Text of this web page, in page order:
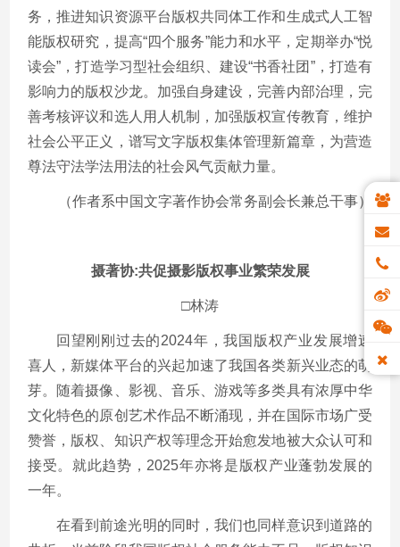
务，推进知识资源平台版权共同体工作和生成式人工智
能版权研究，提高“四个服务”能力和水平，定期举办“悦
读会”，打造学习型社会组织、建设“书香社团”，打造有
影响力的版权沙龙。加强自身建设，完善内部治理，完
善考核评议和选人用人机制，加强版权宣传教育，维护
社会公平正义，谱写文字版权集体管理新篇章，为营造
尊法守法学法用法的社会风气贡献力量。
（作者系中国文字著作协会常务副会长兼总干事）
摄著协:共促摄影版权事业繁荣发展
□林涛
回望刚刚过去的2024年，我国版权产业发展增速
喜人，新媒体平台的兴起加速了我国各类新兴业态的萌
芽。随着摄像、影视、音乐、游戏等多类具有浓厚中华
文化特色的原创艺术作品不断涌现，并在国际市场广受
赞誉，版权、知识产权等理念开始愈发地被大众认可和
接受。就此趋势，2025年亦将是版权产业蓬勃发展的
一年。
在看到前途光明的同时，我们也同样意识到道路的